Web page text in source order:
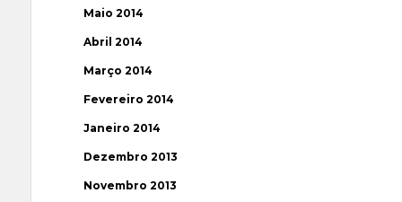
Maio 2014
Abril 2014
Março 2014
Fevereiro 2014
Janeiro 2014
Dezembro 2013
Novembro 2013